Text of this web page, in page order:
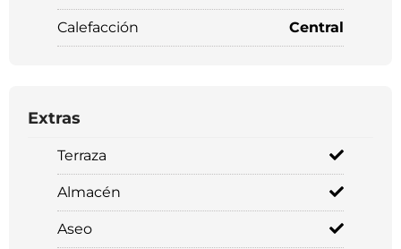
Calefacción Central
Extras
Terraza
Almacén
Aseo